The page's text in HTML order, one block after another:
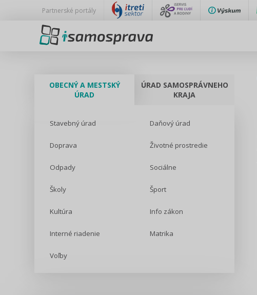
Partnerské portály
OBECNÝ A MESTSKÝ
ÚRAD
ÚRAD SAMOSPRÁVNEHO
KRAJA
Stavebný úrad Daňový úrad
Doprava Životné prostredie
Odpady Sociálne
Školy Šport
Kultúra Info zákon
Interné riadenie Matrika
Voľby